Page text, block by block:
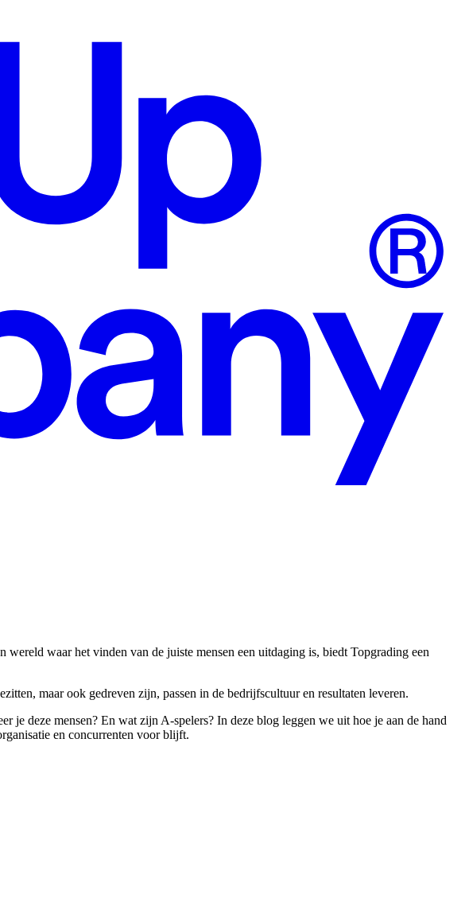
waar het vinden van de juiste mensen een uitdaging is, biedt Topgrading een
maar ook gedreven zijn, passen in de bedrijfscultuur en resultaten leveren.
je deze mensen? En wat zijn A-spelers? In deze blog leggen we uit hoe je aan de hand
en concurrenten voor blijft.